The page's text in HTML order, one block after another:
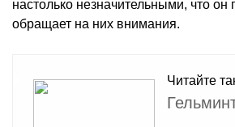
настолько незначительными, что он
обращает на них внимания.
Читайте